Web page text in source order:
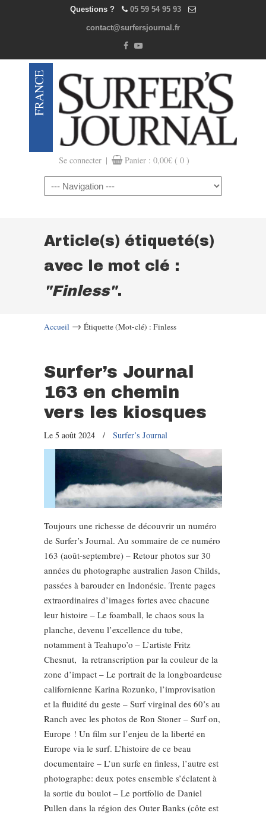
Questions ? 05 59 54 95 93
contact@surfersjournal.fr
Se connecter | Panier : 0,00€ ( 0 )
Navigation
Article(s) étiqueté(s)
avec le mot clé :
"Finless".
Accueil → Étiquette (Mot-clé) : Finless
Surfer’s Journal
163 en chemin
vers les kiosques
Le 5 août 2024 / Surfer’s Journal
Toujours une richesse de découvrir un numéro
de Surfer’s Journal. Au sommaire de ce numéro
163 (août-septembre) – Retour photos sur 30
années du photographe australien Jason Childs,
passées à barouder en Indonésie. Trente pages
extraordinaires d’images fortes avec chacune
leur histoire – Le foamball, le chaos sous la
planche, devenu l’excellence du tube,
notamment à Teahupo’o – L’artiste Fritz
Chesnut, la retranscription par la couleur de la
zone d’impact – Le portrait de la longboardeuse
californienne Karina Rozunko, l’improvisation
et la fluidité du geste – Surf virginal des 60’s au
Ranch avec les photos de Ron Stoner – Surf on,
Europe ! Un film sur l’enjeu de la liberté en
Europe via le surf. L’histoire de ce beau
documentaire – L’un surfe en finless, l’autre est
photographe: deux potes ensemble s’éclatent à
la sortie du boulot – Le portfolio de Daniel
Pullen dans la région des Outer Banks (côte est